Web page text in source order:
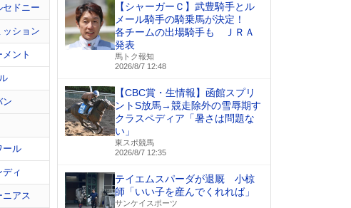
セドニー
ッション
ント
ン
ール
ディ
ニアス
【シャーガーＣ】武豊騎手とル
メール騎手の騎乗馬が決定！
各チームの出場騎手も ＪＲＡ
発表
馬トク報知
2026/8/7 12:48
【CBC賞・生情報】函館スプリ
ントS放馬→競走除外の雪辱期す
クラスペディア「暑さは問題な
い」
東スポ競馬
2026/8/7 12:35
テイエムスパーダが退厩 小椋
師「いい子を産んでくれれば」
サンケイスポーツ